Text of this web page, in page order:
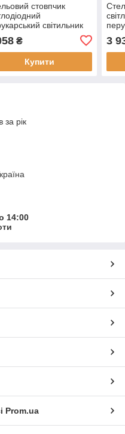
стовпчик
світильник
для вітальні 38 см
₴
Купити
3
за рік
14:00
Prom.ua